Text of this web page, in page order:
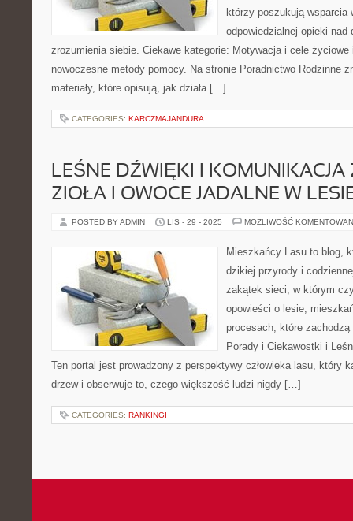
którzy poszukują wsparcia
odpowiedzialnej opieki nad
zrozumienia siebie. Ciekawe kategorie: Motywacja i cele życiowe
nowoczesne metody pomocy. Na stronie Poradnictwo Rodzinne
materiały, które opisują, jak działa […]
CATEGORIES: KARCZMAJANDURA
LEŚNE DŹWIĘKI I KOMUNIKACJA
ZIOŁA I OWOCE JADALNE W
POSTED BY ADMIN LIS - 29 - 2025 MOŻLIWOŚĆ
Mieszkańcy Lasu to blog,
dzikiej przyrody i
zakątek sieci, w którym
opowieści o lesie,
procesach, które
Porady i Ciekawostki i
Ten portal jest prowadzony z perspektywy człowieka lasu, który
drzew i obserwuje to, czego większość ludzi nigdy […]
CATEGORIES: RANKINGI